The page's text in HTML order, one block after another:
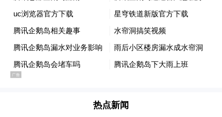
一线海景、超现代化办公环境圈了不少好
感。
园区规划足足8万个工位，八成位置抬头就能
看见前海湾，还配套四千多套海景公寓，租
一应俱全，目标直接做成自给自足的小型生
热点新闻